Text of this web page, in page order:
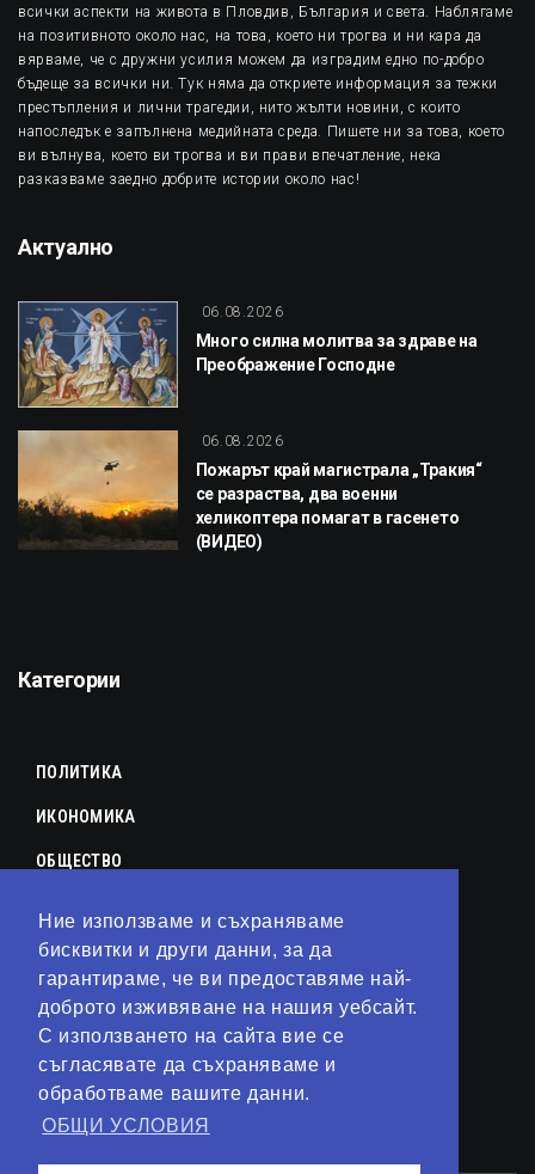
Ние използваме и съхраняваме
бисквитки и други данни, за да
гарантираме, че ви предоставяме най-
доброто изживяване на нашия уебсайт.
С използването на сайта вие се
съгласявате да съхраняваме и
обработваме вашите данни.
ОБЩИ УСЛОВИЯ
всички аспекти на живота в Пловдив, България и света. Наблягаме
на позитивното около нас, на това, което ни трогва и ни кара да
вярваме, че с дружни усилия можем да изградим едно по-добро
бъдеще за всички ни. Тук няма да откриете информация за тежки
престъпления и лични трагедии, нито жълти новини, с които
напоследък е запълнена медийната среда. Пишете ни за това, което
ви вълнува, което ви трогва и ви прави впечатление, нека
разказваме заедно добрите истории около нас!
Актуално
06.08.2026
Много силна молитва за здраве на
Преображение Господне
06.08.2026
Пожарът край магистрала „Тракия“
се разраства, два военни
хеликоптера помагат в гасенето
(ВИДЕО)
Категории
ПОЛИТИКА
ИКОНОМИКА
ОБЩЕСТВО
КУЛТУРА
ЛАЙФСТАЙЛ
ТЕХНОЛОГИИ
АНАЛИЗИ
СВЯТ